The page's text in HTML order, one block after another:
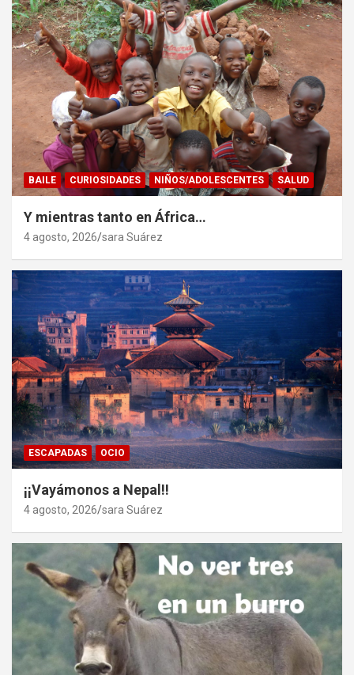
BAILE CURIOSIDADES NIÑOS/ADOLESCENTES SALUD
Y mientras tanto en África…
4 agosto, 2026 sara Suárez
ESCAPADAS OCIO
¡¡Vayámonos a Nepal!!
4 agosto, 2026 sara Suárez